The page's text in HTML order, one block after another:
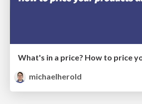
michaelherold